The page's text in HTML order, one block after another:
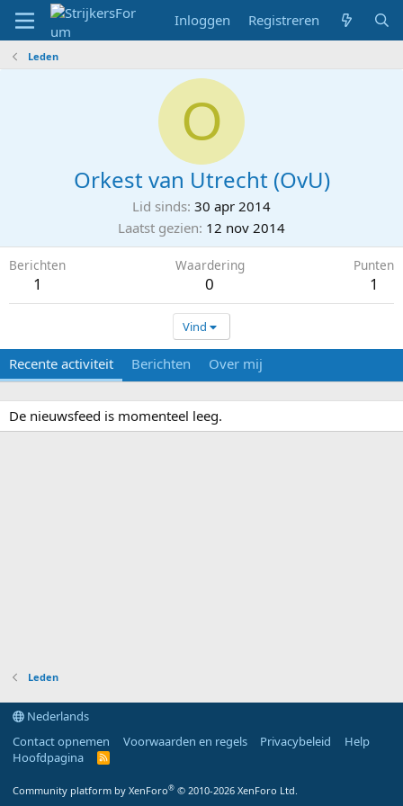
Inloggen Registreren
Leden
O
Orkest van Utrecht (OvU)
Lid sinds 30 apr 2014
Laatst gezien 12 nov 2014
Berichten
1
Waardering
0
Punten
1
Vind
Recente activiteit Berichten Over mij
De nieuwsfeed is momenteel leeg.
Leden
Nederlands
Contact opnemen
Voorwaarden en regels Privacybeleid
Help
Hoofdpagina
R
Community platform by XenForo® © 2010-2026 XenForo Ltd.